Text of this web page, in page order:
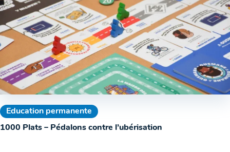
Education permanente
1000 Plats – Pédalons contre l’ubérisation